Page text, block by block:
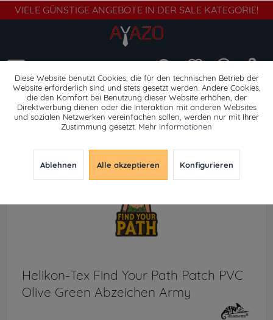
VIELE GÜNSTIGE ANGEBOTE IN DER SALE KATEGORIE!
Abzeichen
Helikon-Tex Find Your Path Patch PVC
Olive Green Abzeichen Army
Diese Website benutzt Cookies, die für den technischen Betrieb der
Website erforderlich sind und stets gesetzt werden. Andere Cookies,
die den Komfort bei Benutzung dieser Website erhöhen, der
Direktwerbung dienen oder die Interaktion mit anderen Websites
und sozialen Netzwerken vereinfachen sollen, werden nur mit Ihrer
Zustimmung gesetzt. Mehr Informationen
Ablehnen Alle akzeptieren Konfigurieren